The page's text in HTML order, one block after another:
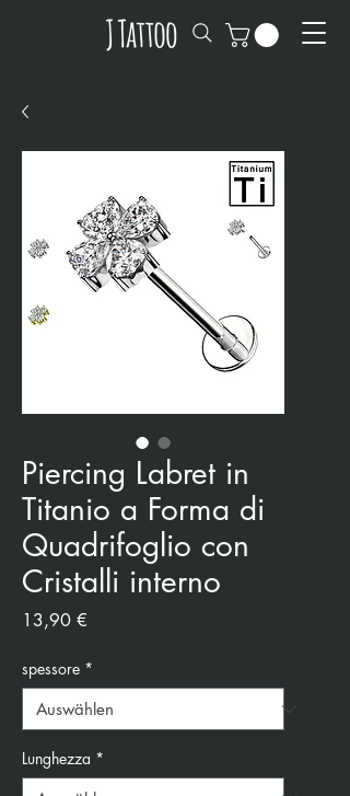
Piercing Labret in
Titanio a Forma di
Quadrifoglio con
Cristalli interno
13,90 €
spessore *
Lunghezza *